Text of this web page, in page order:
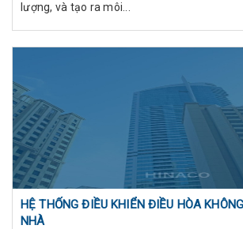
lượng, và tạo ra môi...
HỆ THỐNG ĐIỀU KHIỂN ĐIỀU HÒA
NHÀ